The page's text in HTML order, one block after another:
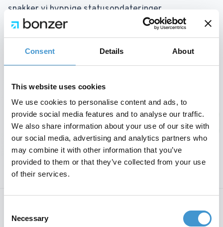
Consent Details About
This website uses cookies
We use cookies to personalise content and ads, to
provide social media features and to analyse our traffic.
We also share information about your use of our site with
our social media, advertising and analytics partners who
may combine it with other information that you’ve
provided to them or that they’ve collected from your use
of their services.
Selection
Necessary
snakker vi hyppige statusopdateringer,
sparringssnakke, statusmøder, rapporter og indsigt
i SEO-sprints og resultater.
Søgemaskineoptimering er et felt, der er under